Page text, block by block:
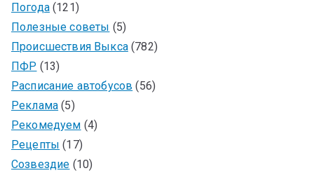
Погода(121)
Полезные советы (5)
Происшествия Выкса(782)
ПФР (13)
Расписание автобусов (56)
Реклама (5)
Рекомедуем (4)
Рецепты (17)
Созвездие (10)